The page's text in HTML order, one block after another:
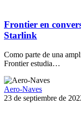
Frontier en
Starlink
Como parte de una
Frontier estudia…
Aero-Naves
23 de septiembre de